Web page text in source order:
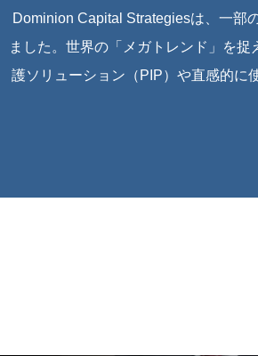
Dominion Capital Strategiesは、一部
ました。世界の「メガトレンド」を
護ソリューション（PIP）や直感的に